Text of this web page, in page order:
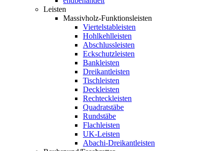
Leisten
Massivholz-Funktionsleisten
Viertelstableisten
Hohlkehlleisten
Abschlussleisten
Eckschutzleisten
Bankleisten
Dreikantleisten
Tischleisten
Deckleisten
Rechteckleisten
Quadratstäbe
Rundstäbe
Flachleisten
UK-Leisten
Abachi-Dreikantleisten